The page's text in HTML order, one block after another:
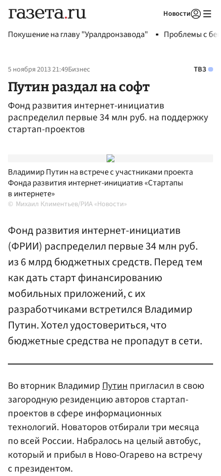
Новости
Покушение на главу "Уралдронзавода" Проблемы с
5 ноября 2013 21:49Бизнес ТВЗ
Путин раздал на софт
Фонд развития интернет-инициатив
распределил первые 34 млн руб. на поддержку
стартап-проектов
Владимир Путин на встрече с участниками проекта
Фонда развития интернет-инициатив «Стартапы
в интернете»
Михаил Климентьев/РИА «Новости»
Фонд развития интернет-инициатив
(ФРИИ) распределил первые 34 млн руб.
из 6 млрд бюджетных средств. Перед тем
как дать старт финансированию
мобильных приложений, с их
разработчиками встретился Владимир
Путин. Хотел удостовериться, что
бюджетные средства не пропадут в сети.
Во вторник ВладимирПутинпригласил в свою
загородную резиденцию авторов стартап-
проектов в сфере информационных
технологий. Новаторов отбирали три месяца
по всей России. Набралось на целый автобус,
который и прибыл в Ново-Огарево на встречу
с президентом.